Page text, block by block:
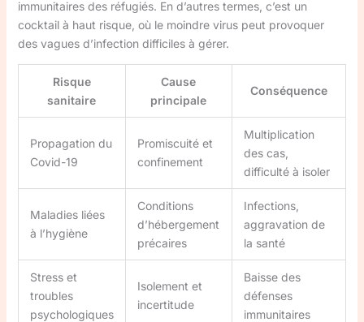
immunitaires des réfugiés. En d’autres termes, c’est un
cocktail à haut risque, où le moindre virus peut provoquer
des vagues d’infection difficiles à gérer.
Risque
sanitaire
Cause
principale
Conséquence
Propagation du
Covid-19
Promiscuité et
confinement
Multiplication
des cas,
difficulté à isoler
Maladies liées
à l’hygiène
Conditions
d’hébergement
précaires
Infections,
aggravation de
la santé
Stress et
troubles
psychologiques
Isolement et
incertitude
Baisse des
défenses
immunitaires